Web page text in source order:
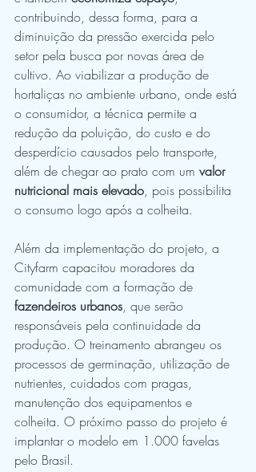
contribuindo, dessa forma, para a
diminuição da pressão exercida pelo
setor pela busca por novas área de
cultivo. Ao viabilizar a produção de
hortaliças no ambiente urbano, onde está
o consumidor, a técnica permite a
redução da poluição, do custo e do
desperdício causados pelo transporte,
além de chegar ao prato com um valor
nutricional mais elevado, pois possibilita
o consumo logo após a colheita.
Além da implementação do projeto, a
Cityfarm capacitou moradores da
comunidade com a formação de
fazendeiros urbanos, que serão
responsáveis pela continuidade da
produção. O treinamento abrangeu os
processos de germinação, utilização de
nutrientes, cuidados com pragas,
manutenção dos equipamentos e
colheita. O próximo passo do projeto é
implantar o modelo em 1.000 favelas
pelo Brasil.